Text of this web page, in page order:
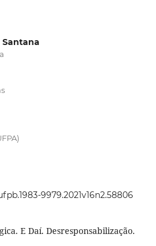
9979.2021v16n2.58806
E Daí. Desresponsabilização.